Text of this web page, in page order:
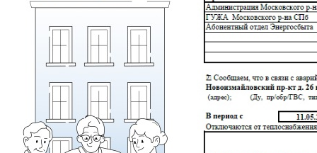
Мероприятия по
энергосбережению
2019 год